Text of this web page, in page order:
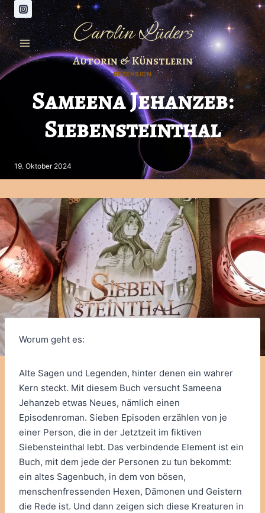
Zum
Inhalt
springen
Carolin Lüders
Autorin & Künstlerin
REZENSION
Sameena Jehanzeb:
Siebensteinthal
19. Oktober 2024
Worum geht es:
Alte Sagen und Legenden, hinter denen ein wahrer
Kern steckt. Mit diesem Buch versucht Sameena
Jehanzeb etwas Neues, nämlich einen
Episodenroman. Sieben Episoden erzählen von je
einer Person, die in der Jetztzeit im fiktiven
Siebensteinthal lebt. Das verbindende Element ist ein
Buch, mit dem jede der Personen zu tun bekommt:
ein altes Sagenbuch, in dem von bösen,
menschenfressenden Hexen, Dämonen und Geistern
die Rede ist. Und dann zeigen sich diese Kreaturen in